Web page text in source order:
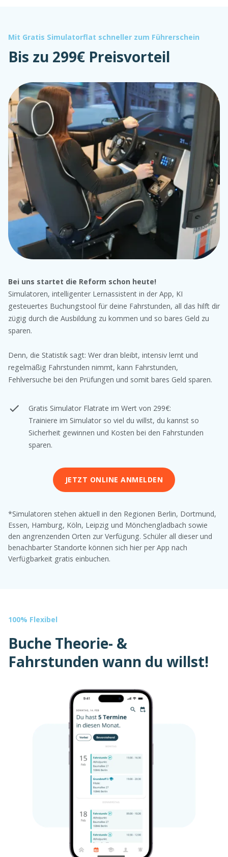
Mit Gratis Simulatorflat schneller zum Führerschein
Bis zu 299€ Preisvorteil
Bei uns startet die Reform schon heute!
Simulatoren, intelligenter Lernassistent in der App, KI
gesteuertes Buchungstool für deine Fahrstunden, all das hilft dir
zügig durch die Ausbildung zu kommen und so bares Geld zu
sparen.
Denn, die Statistik sagt: Wer dran bleibt, intensiv lernt und
regelmäßig Fahrstunden nimmt, kann Fahrstunden,
Fehlversuche bei den Prüfungen und somit bares Geld sparen.
Gratis Simulator Flatrate im Wert von 299€:
Trainiere im Simulator so viel du willst, du kannst so
Sicherheit gewinnen und Kosten bei den Fahrstunden
sparen.
JETZT ONLINE ANMELDEN
*Simulatoren stehen aktuell in den Regionen Berlin, Dortmund,
Essen, Hamburg, Köln, Leipzig und Mönchengladbach sowie
den angrenzenden Orten zur Verfügung. Schüler all dieser und
benachbarter Standorte können sich hier per App nach
Verfügbarkeit gratis einbuchen.
100% Flexibel
Buche Theorie- &
Fahrstunden wann du willst!